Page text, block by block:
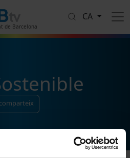
de Barcelona
CA